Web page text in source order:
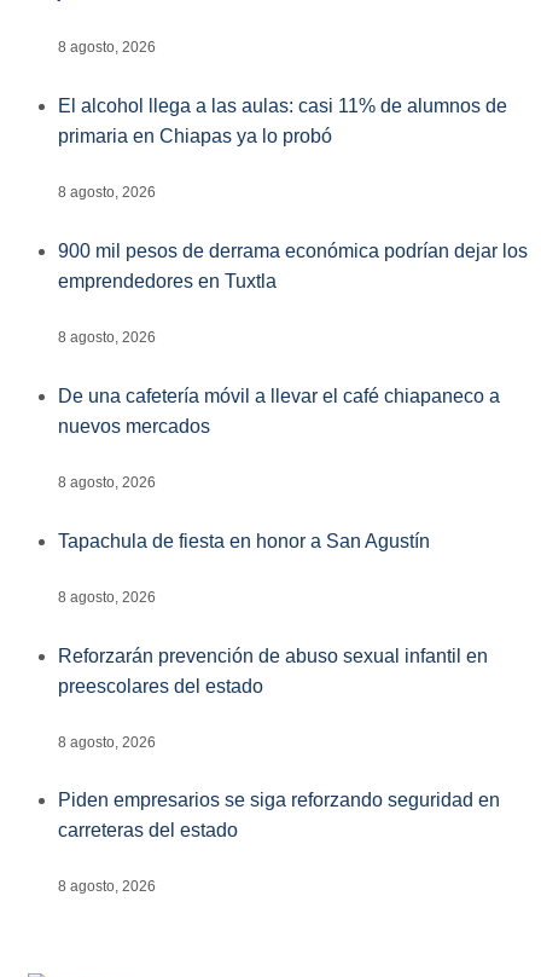
8 agosto, 2026
El alcohol llega a las aulas: casi 11% de alumnos de
primaria en Chiapas ya lo probó
8 agosto, 2026
900 mil pesos de derrama económica podrían dejar los
emprendedores en Tuxtla
8 agosto, 2026
De una cafetería móvil a llevar el café chiapaneco a
nuevos mercados
8 agosto, 2026
Tapachula de fiesta en honor a San Agustín
8 agosto, 2026
Reforzarán prevención de abuso sexual infantil en
preescolares del estado
8 agosto, 2026
Piden empresarios se siga reforzando seguridad en
carreteras del estado
8 agosto, 2026